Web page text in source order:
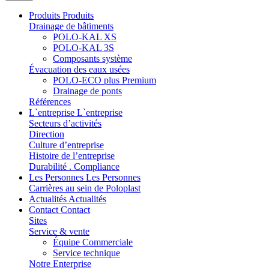
Produits Produits
Drainage de bâtiments
POLO-KAL XS
POLO-KAL 3S
Composants système
Évacuation des eaux usées
POLO-ECO plus Premium
Drainage de ponts
Références
L`entreprise L`entreprise
Secteurs d’activités
Direction
Culture d’entreprise
Histoire de l’entreprise
Durabilité . Compliance
Les Personnes Les Personnes
Carrières au sein de Poloplast
Actualités Actualités
Contact Contact
Sites
Service & vente
Équipe Commerciale
Service technique
Notre Enterprise